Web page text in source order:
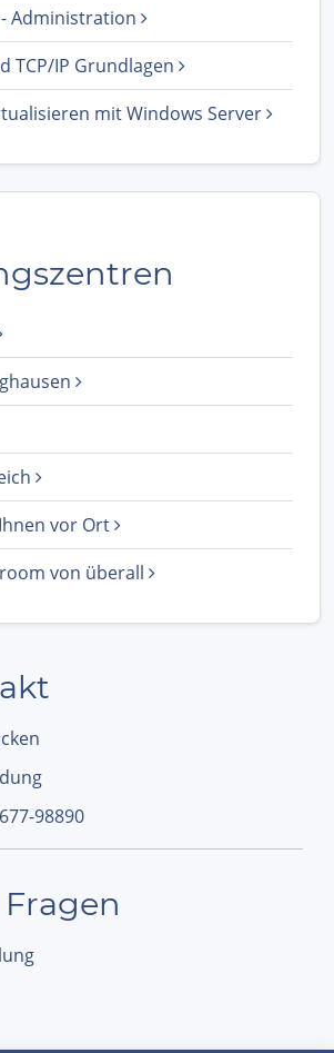
Administration
TCP/IP Grundlagen
mit Windows Server
vor Ort
von überall
98890